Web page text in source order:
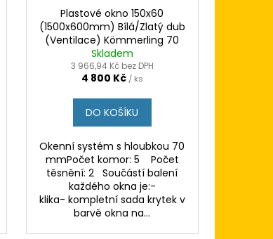
Plastové okno 150x60
(1500x600mm) Bílá/Zlatý dub
(Ventilace) Kömmerling 70
AD
Skladem
3 966,94 Kč bez DPH
4 800 Kč / ks
DO KOŠÍKU
Okenní systém s hloubkou 70
mmPočet komor: 5 Počet
těsnění: 2 Součástí balení
každého okna je:-
klika- kompletní sada krytek v
barvě okna na...